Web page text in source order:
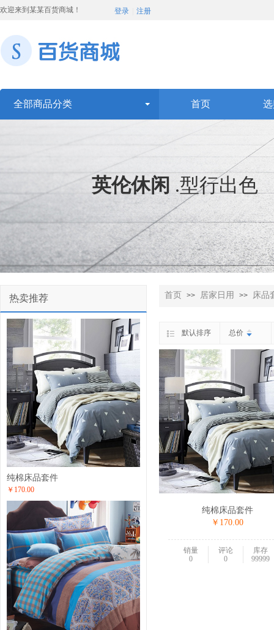
登录 注册
欢迎来到某某百货商城！
全部商品分类 首页
英伦休闲 .型行出色
热卖推荐 首页 >> 居家日用 >> 床品
纯棉床品套件
￥170.00
默认排序 总价
纯棉床品套件
￥170.00
销量
0
评论
0
库存
99999